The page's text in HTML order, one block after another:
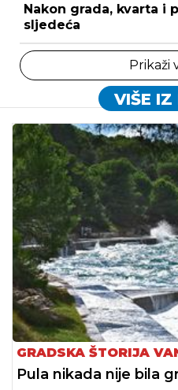
Nakon grada, kvarta i
sljedeća
Prikaži
VIŠE IZ
GRADSKA ŠTORIJA
Pula nikada nije bila